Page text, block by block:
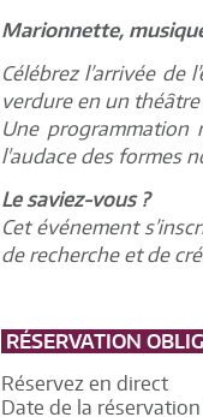
Marionnette,
Célébrez l’arrivée
verdure en un
Une programmation
l'audace des formes
Le saviez-vous ?
Cet événement
de recherche et de
RÉSERVATION
Réservez en direct
Date de la réservation